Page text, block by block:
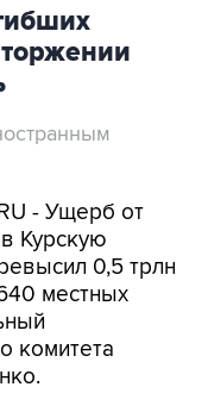
- Ущерб от
Курскую
0,5 трлн
местных
комитета